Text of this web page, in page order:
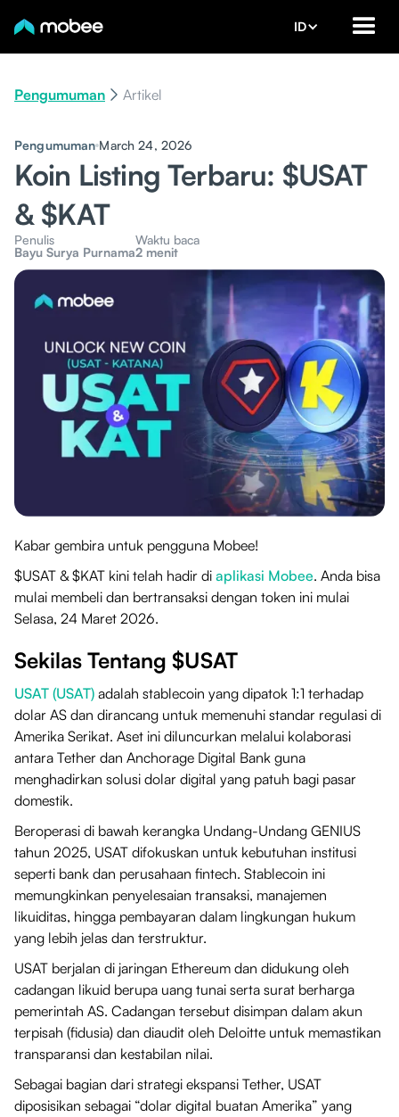
ID
Pengumuman Artikel
Pengumuman March 24, 2026
Koin Listing Terbaru: $USAT
& $KAT
Penulis
Bayu Surya Purnama
Waktu baca
2 menit
Kabar gembira untuk pengguna Mobee!
$USAT & $KAT kini telah hadir di aplikasi Mobee. Anda bisa
mulai membeli dan bertransaksi dengan token ini mulai
Selasa, 24 Maret 2026.
Sekilas Tentang $USAT
USAT (USAT) adalah stablecoin yang dipatok 1:1 terhadap
dolar AS dan dirancang untuk memenuhi standar regulasi di
Amerika Serikat. Aset ini diluncurkan melalui kolaborasi
antara Tether dan Anchorage Digital Bank guna
menghadirkan solusi dolar digital yang patuh bagi pasar
domestik.
Beroperasi di bawah kerangka Undang-Undang GENIUS
tahun 2025, USAT difokuskan untuk kebutuhan institusi
seperti bank dan perusahaan fintech. Stablecoin ini
memungkinkan penyelesaian transaksi, manajemen
likuiditas, hingga pembayaran dalam lingkungan hukum
yang lebih jelas dan terstruktur.
USAT berjalan di jaringan Ethereum dan didukung oleh
cadangan likuid berupa uang tunai serta surat berharga
pemerintah AS. Cadangan tersebut disimpan dalam akun
terpisah (fidusia) dan diaudit oleh Deloitte untuk memastikan
transparansi dan kestabilan nilai.
Sebagai bagian dari strategi ekspansi Tether, USAT
diposisikan sebagai “dolar digital buatan Amerika” yang